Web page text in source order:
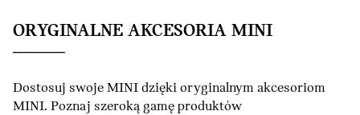
ORYGINALNE AKCESORIA MINI
Dostosuj swoje MINI dzięki oryginalnym akcesoriom
MINI. Poznaj szeroką gamę produktów